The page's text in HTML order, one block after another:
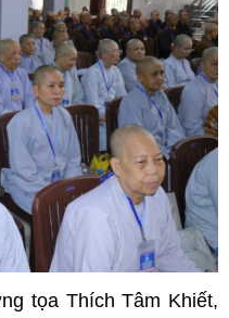
tọa Thích Tâm Khiết,